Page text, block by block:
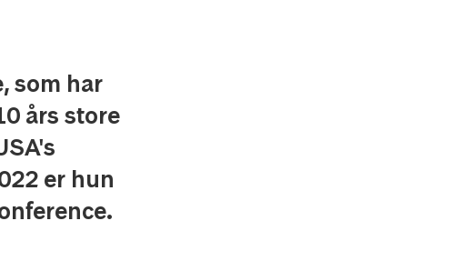
som har
års store
er hun